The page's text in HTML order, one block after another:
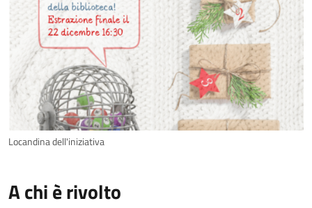
Locandina dell'iniziativa
A chi è rivolto